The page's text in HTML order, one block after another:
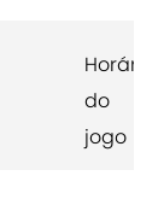
Horário
do
jogo